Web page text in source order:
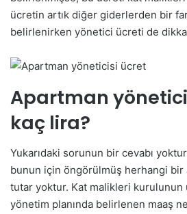
ücretin artık diğer giderlerden bir
belirlenirken yönetici ücreti de
Apartman
kaç lira?
Yukarıdaki sorunun bir cevabı
bunun için öngörülmüş herhangi bir
tutar yoktur. Kat malikleri kurulunun
yönetim planında belirlenen maaş